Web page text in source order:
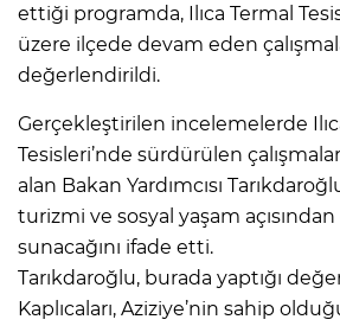
ettiği programda, Ilıca Termal
üzere ilçede devam eden
değerlendirildi.
Gerçekleştirilen incelemelerde
Tesisleri’nde sürdürülen
alan Bakan Yardımcısı
turizmi ve sosyal yaşam
sunacağını ifade etti.
Tarıkdaroğlu, burada yaptığı
Kaplıcaları, Aziziye’nin sahip